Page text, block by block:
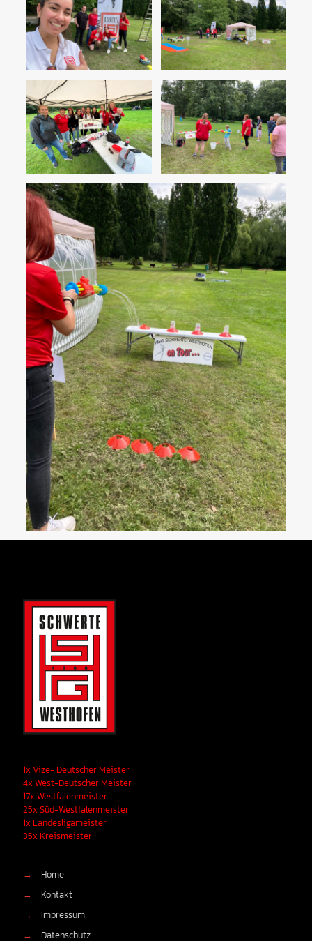
1x Vize- Deutscher Meister
4x West-Deutscher Meister
17x Westfalenmeister
25x Süd-Westfalenmeister
1x Landesligameister
35x Kreismeister
→
Home
→
Kontakt
→
Impressum
→
Datenschutz